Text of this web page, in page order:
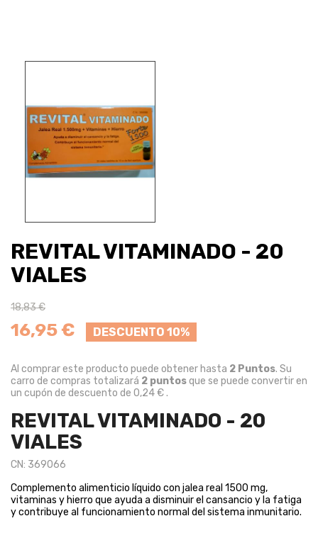
REVITAL VITAMINADO - 20
VIALES
18,83 €
16,95 € DESCUENTO 10%
Al comprar este producto puede obtener hasta 2 Puntos. Su
carro de compras totalizará 2 puntosque se puede convertir en
un cupón de descuento de 0,24 €.
REVITAL VITAMINADO - 20
VIALES
CN: 369066
Complemento alimenticio líquido con jalea real 1500 mg,
vitaminas y hierro que ayuda a disminuir el cansancio y la fatiga
y contribuye al funcionamiento normal del sistema inmunitario.